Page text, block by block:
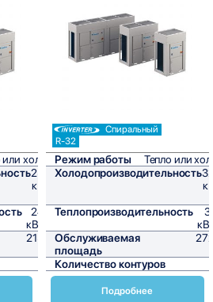
холод
25,9
кВт/
24,6
кВт/ч
215,8
Сравнить
Спиральный
R-32
Режим работы
Тепло или
Холодопроизводительность
Теплопроизводительность
Обслуживаемая
площадь
Количество контуров
Подробнее